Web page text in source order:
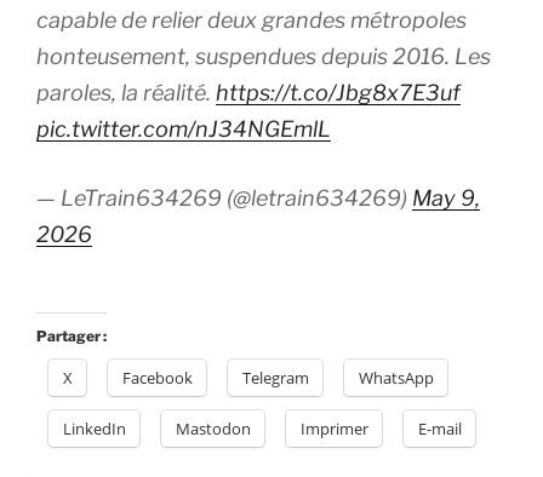
capable de relier deux grandes métropoles
honteusement, suspendues depuis 2016. Les
paroles, la réalité. https://t.co/Jbg8x7E3uf
pic.twitter.com/nJ34NGEmlL
— LeTrain634269 (@letrain634269) May 9,
2026
Partager :
X Facebook Telegram WhatsApp
LinkedIn Mastodon Imprimer E-mail